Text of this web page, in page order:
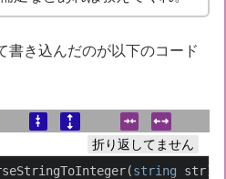
書き込んだのが以下のコード
折り返してません
string str)